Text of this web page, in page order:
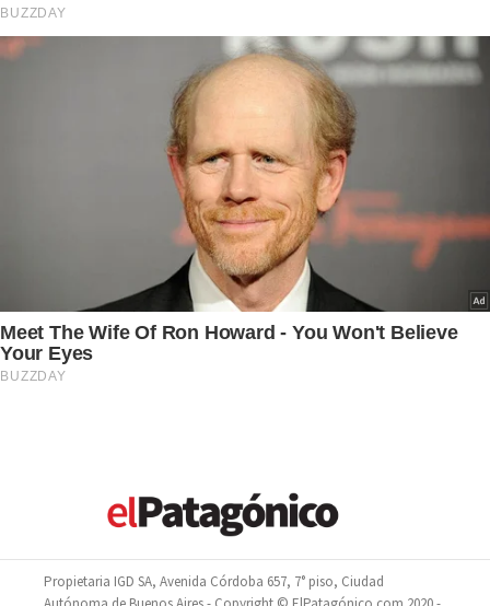
Propietaria IGD SA, Avenida Córdoba 657, 7° piso, Ciudad